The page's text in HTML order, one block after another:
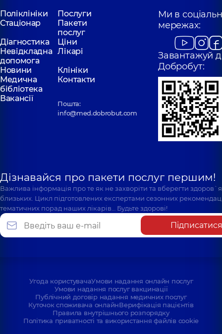
Поліклініки
Послуги
Стаціонар
Пакети
послуг
Діагностика
Ціни
Невідкладна
допомога
Лікарі
Новини
Клініки
Медична
бібліотека
Контакти
Вакансії
Пошта:
info@med.dobrobut.com
Ми в
мережах:
Завантажуй
Добробут:
Дізнавайся про пакети послуг першим!
Важлива інформація про те як не захворіти та вберегти
близьких. Цикл підготовлених експертами сезонних
тематичних порад наших лікарів… Будьте здорові!
Підписатися
Угода користувачаУмови надання онлайн послуг
Умови надання послуг вакцинації
Публічний договір надання медичних послуг
Куточок споживача онлайнВерифікація пацієнтів
Правила внутрішнього розпорядку
Політика приватності та використання файлів cookie